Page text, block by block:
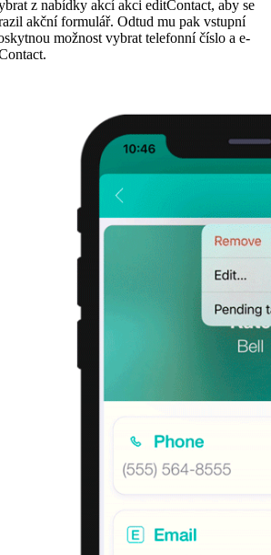
z nabídky akcí akci editContact, aby se
akční formulář. Odtud mu pak vstupní
možnost vybrat telefonní číslo a e-